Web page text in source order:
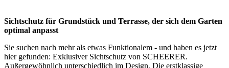
Sichtschutz für Grundstück und Terrasse, der sich dem Garten
optimal anpasst
Sie suchen nach mehr als etwas Funktionalem - und haben es jetzt
hier gefunden: Exklusiver Sichtschutz von SCHEERER.
Außergewöhnlich unterschiedlich im Design. Die erstklassige